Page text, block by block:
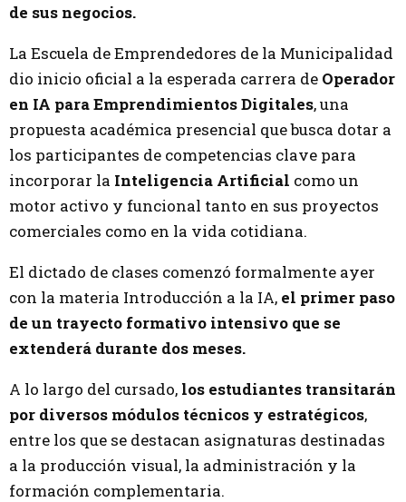
de sus negocios.
La Escuela de Emprendedores de la Municipalidad
dio inicio oficial a la esperada carrera de Operador
en IA para Emprendimientos Digitales, una
propuesta académica presencial que busca dotar a
los participantes de competencias clave para
incorporar la Inteligencia Artificial como un
motor activo y funcional tanto en sus proyectos
comerciales como en la vida cotidiana.
El dictado de clases comenzó formalmente ayer
con la materia Introducción a la IA, el primer paso
de un trayecto formativo intensivo que se
extenderá durante dos meses.
A lo largo del cursado, los estudiantes transitarán
por diversos módulos técnicos y estratégicos,
entre los que se destacan asignaturas destinadas
a la producción visual, la administración y la
formación complementaria.